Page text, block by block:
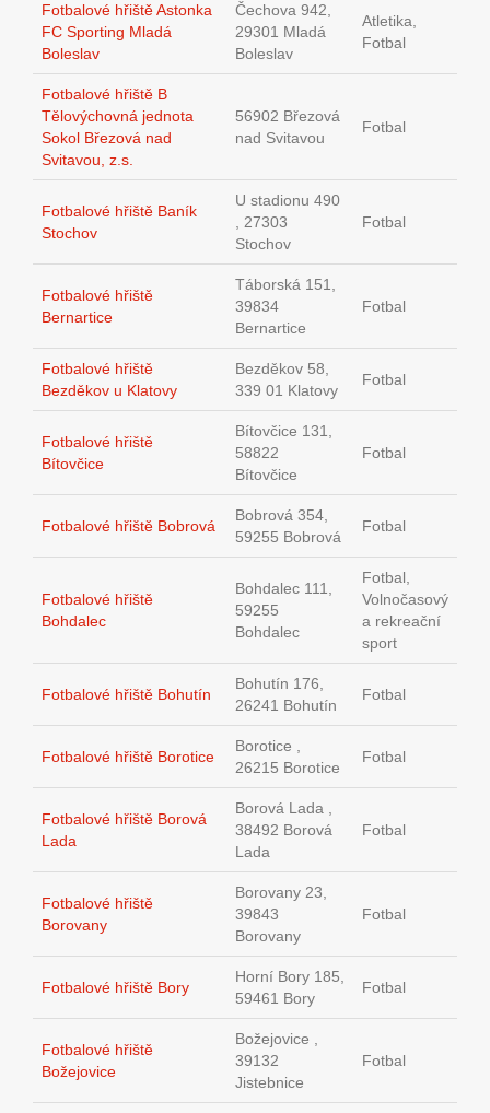
Fotbalové hřiště Astonka
FC Sporting Mladá
Boleslav
Čechova 942,
29301 Mladá
Boleslav
Atletika,
Fotbal
Fotbalové hřiště B
Tělovýchovná jednota
Sokol Březová nad
Svitavou, z.s.
56902 Březová
nad Svitavou
Fotbal
Fotbalové hřiště Baník
Stochov
U stadionu 490
, 27303
Stochov
Fotbal
Fotbalové hřiště
Bernartice
Táborská 151,
39834
Bernartice
Fotbal
Fotbalové hřiště
Bezděkov u Klatovy
Bezděkov 58,
339 01 Klatovy
Fotbal
Fotbalové hřiště
Bítovčice
Bítovčice 131,
58822
Bítovčice
Fotbal
Fotbalové hřiště Bobrová
Bobrová 354,
59255 Bobrová
Fotbal
Fotbalové hřiště
Bohdalec
Bohdalec 111,
59255
Bohdalec
Fotbal,
Volnočasový
a rekreační
sport
Fotbalové hřiště Bohutín
Bohutín 176,
26241 Bohutín
Fotbal
Fotbalové hřiště Borotice
Borotice ,
26215 Borotice
Fotbal
Fotbalové hřiště Borová
Lada
Borová Lada ,
38492 Borová
Lada
Fotbal
Fotbalové hřiště
Borovany
Borovany 23,
39843
Borovany
Fotbal
Fotbalové hřiště Bory
Horní Bory 185,
59461 Bory
Fotbal
Fotbalové hřiště
Božejovice
Božejovice ,
39132
Jistebnice
Fotbal